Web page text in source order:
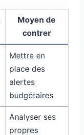
Moyen de
contrer
Mettre en
place des
alertes
budgétaires
Analyser ses
propres